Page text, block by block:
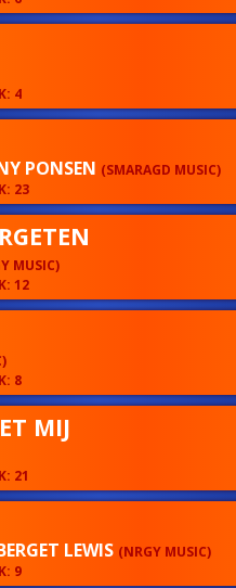
4
PONSEN (SMARAGD MUSIC)
23
MUSIC)
12
8
MIJ
21
LEWIS (NRGY MUSIC)
9